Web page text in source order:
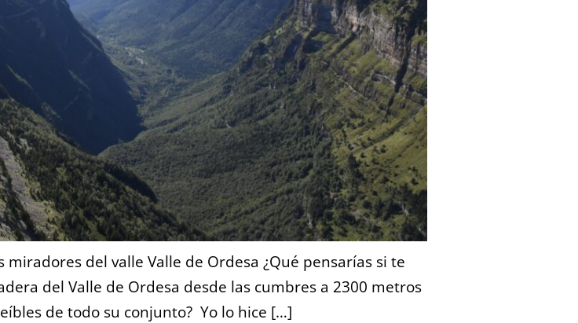
del valle Valle de Ordesa ¿Qué pensarías si te
del Valle de Ordesa desde las cumbres a 2300 metros
de todo su conjunto? Yo lo hice […]